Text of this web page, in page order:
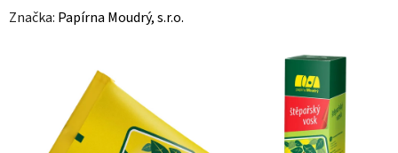
Značka: Papírna Moudrý, s.r.o.